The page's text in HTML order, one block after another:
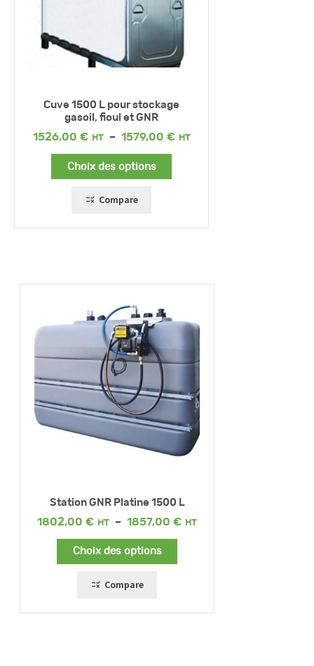
Cuve 1500 L pour stockage
gasoil, fioul et GNR
1526,00 € – 1579,00 €
Plage
Choix des options
Compare
Station GNR Platine 1500 L
1802,00 € – 1857,00 €
Plage
Choix des options
Compare